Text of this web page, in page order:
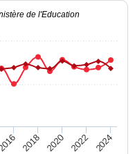
de l'Education
2018 2020 2022 2024